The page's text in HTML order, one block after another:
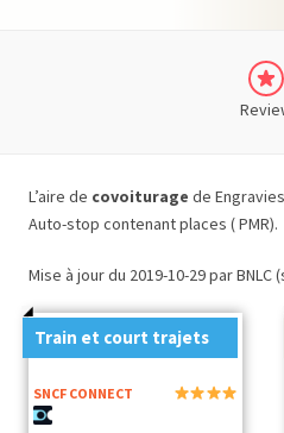
L’aire de covoiturage de
Auto-stop contenant places ( PMR).
Mise à jour du 2019-10-29 par BNLC
Train et court trajets
SNCF CONNECT